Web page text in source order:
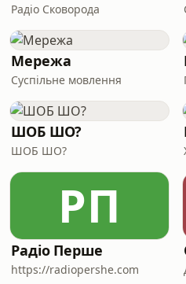
Радіо Сковорода
Мережа
Суспільне мовлення
ШОБ ШО?
ШОБ ШО?
РП
Радіо Перше
https://radiopershe.com